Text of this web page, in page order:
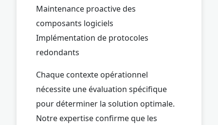
Maintenance proactive des
composants logiciels
Implémentation de protocoles
redondants
Chaque contexte opérationnel
nécessite une évaluation spécifique
pour déterminer la solution optimale.
Notre expertise confirme que les